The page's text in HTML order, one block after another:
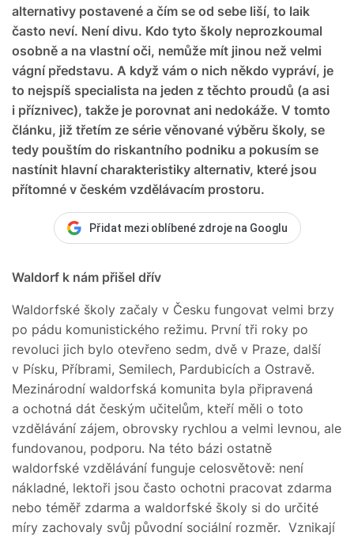
alternativy postavené a čím se od sebe liší, to laik
často neví. Není divu. Kdo tyto školy neprozkoumal
osobně a na vlastní oči, nemůže mít jinou než velmi
vágní představu. A když vám o nich někdo vypráví, je
to nejspíš specialista na jeden z těchto proudů (a asi
i příznivec), takže je porovnat ani nedokáže. V tomto
článku, již třetím ze série věnované výběru školy, se
tedy pouštím do riskantního podniku a pokusím se
nastínit hlavní charakteristiky alternativ, které jsou
přítomné v českém vzdělávacím prostoru.
Přidat mezi oblíbené zdroje na Googlu
Waldorf k nám přišel dřív
Waldorfské školy začaly v Česku fungovat velmi brzy
po pádu komunistického režimu. První tři roky po
revoluci jich bylo otevřeno sedm, dvě v Praze, další
v Písku, Příbrami, Semilech, Pardubicích a Ostravě.
Mezinárodní waldorfská komunita byla připravená
a ochotná dát českým učitelům, kteří měli o toto
vzdělávání zájem, obrovsky rychlou a velmi levnou, ale
fundovanou, podporu. Na této bázi ostatně
waldorfské vzdělávání funguje celosvětově: není
nákladné, lektoři jsou často ochotni pracovat zdarma
nebo téměř zdarma a waldorfské školy si do určité
míry zachovaly svůj původní sociální rozměr. Vznikají